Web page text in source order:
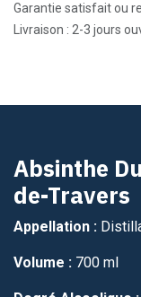
Garantie satisfait ou
Livraison : 2-3 jours
Absinthe
de-Travers
Appellation :
Volume : 700 ml